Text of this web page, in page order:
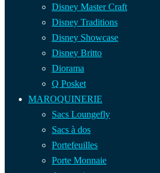
Disney Master Craft
Disney Traditions
Disney Showcase
Disney Britto
Diorama
Q Posket
MAROQUINERIE
Sacs Loungefly
Sacs à dos
Portefeuilles
Porte Monnaie